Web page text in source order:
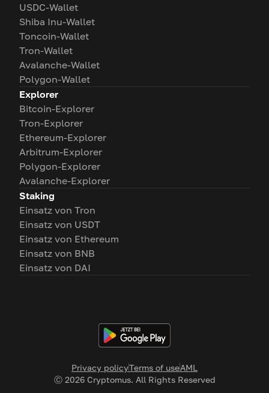
Privacy policyTerms of useAML
Ⓒ 2026Cryptomus. All Rights Reserved
USDC-Wallet
Shiba Inu-Wallet
Toncoin-Wallet
Tron-Wallet
Avalanche-Wallet
Polygon-Wallet
Explorer
Bitcoin-Explorer
Tron-Explorer
Ethereum-Explorer
Arbitrum-Explorer
Polygon-Explorer
Avalanche-Explorer
Staking
Einsatz von Tron
Einsatz von USDT
Einsatz von Ethereum
Einsatz von BNB
Einsatz von DAI